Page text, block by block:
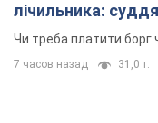
лічильника:
неочікуване
Чи треба платити борг
7 часов назад 31,0 т.